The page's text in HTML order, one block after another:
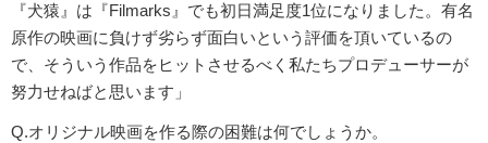
『犬猿』は『Filmarks』でも初日満足度1位になりました。有名
原作の映画に負けず劣らず面白いという評価を頂いているの
で、そういう作品をヒットさせるべく私たちプロデューサーが
努力せねばと思います」
Q.オリジナル映画を作る際の困難は何でしょうか。